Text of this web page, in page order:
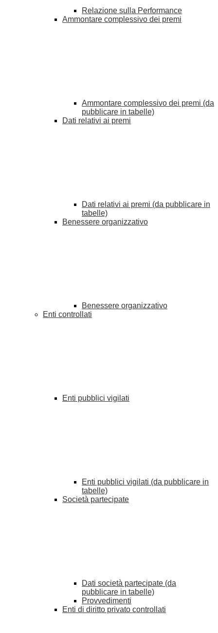
Relazione sulla Performance
Ammontare complessivo dei premi
Ammontare complessivo dei premi (da
pubblicare in tabelle)
Dati relativi ai premi
Dati relativi ai premi (da pubblicare in
tabelle)
Benessere organizzativo
Benessere organizzativo
Enti controllati
Enti pubblici vigilati
Enti pubblici vigilati (da pubblicare in
tabelle)
Società partecipate
Dati società partecipate (da
pubblicare in tabelle)
Provvedimenti
Enti di diritto privato controllati